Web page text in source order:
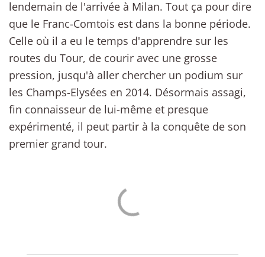
lendemain de l'arrivée à Milan. Tout ça pour dire
que le Franc-Comtois est dans la bonne période.
Celle où il a eu le temps d'apprendre sur les
routes du Tour, de courir avec une grosse
pression, jusqu'à aller chercher un podium sur
les Champs-Elysées en 2014. Désormais assagi,
fin connaisseur de lui-même et presque
expérimenté, il peut partir à la conquête de son
premier grand tour.